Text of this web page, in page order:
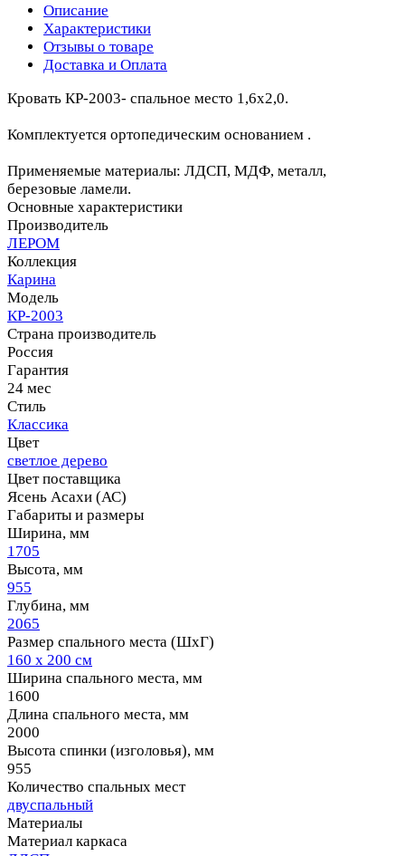
Описание
Характеристики
Отзывы о товаре
Доставка и Оплата
Кровать КР-2003- спальное место 1,6х2,0.
Комплектуется ортопедическим основанием .
Применяемые материалы: ЛДСП, МДФ, металл,
березовые ламели.
Основные характеристики
Производитель
ЛЕРОМ
Коллекция
Карина
Модель
КР-2003
Страна производитель
Россия
Гарантия
24 мес
Стиль
Классика
Цвет
светлое дерево
Цвет поставщика
Ясень Асахи (АС)
Габариты и размеры
Ширина, мм
1705
Высота, мм
955
Глубина, мм
2065
Размер спального места (ШхГ)
160 х 200 см
Ширина спального места, мм
1600
Длина спального места, мм
2000
Высота спинки (изголовья), мм
955
Количество спальных мест
двуспальный
Материалы
Материал каркаса